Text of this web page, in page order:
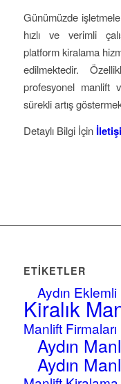
Günümüzde
hızlı ve verimli
platform kiralama
edilmektedir.
profesyonel manlift
sürekli artış
Detaylı Bilgi İçin
ETIKETLER
Aydın
Kiralık
Manlift Firmaları
Aydın
Aydın